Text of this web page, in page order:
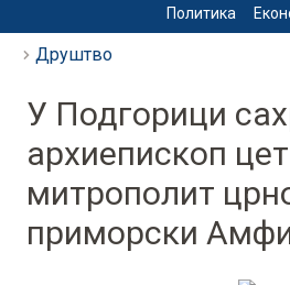
Политика
Друштво
У Подгорици
архиепископ
митрополит
приморски